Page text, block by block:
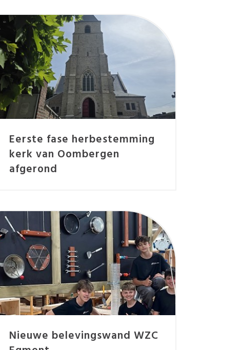
Eerste fase herbestemming
kerk van Oombergen
afgerond
Nieuwe belevingswand WZC